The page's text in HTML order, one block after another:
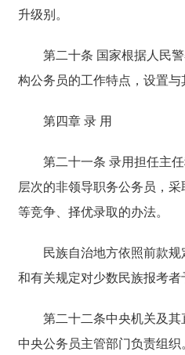
升级别。
第二十条 国家根据人民警
构公务员的工作特点，设置与
第四章 录 用
第二十一条 录用担任主任
层次的非领导职务公务员，
等竞争、择优录取的办法。
民族自治地方依照前款规
和有关规定对少数民族报考者
第二十二条中央机关及其
中央公务员主管部门负责组